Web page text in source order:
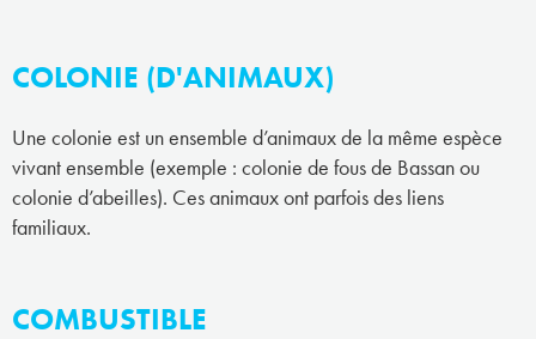
COLONIE (D'ANIMAUX)
Une colonie est un ensemble d’animaux de la même espèce
vivant ensemble (exemple : colonie de fous de Bassan ou
colonie d’abeilles). Ces animaux ont parfois des liens
familiaux.
COMBUSTIBLE